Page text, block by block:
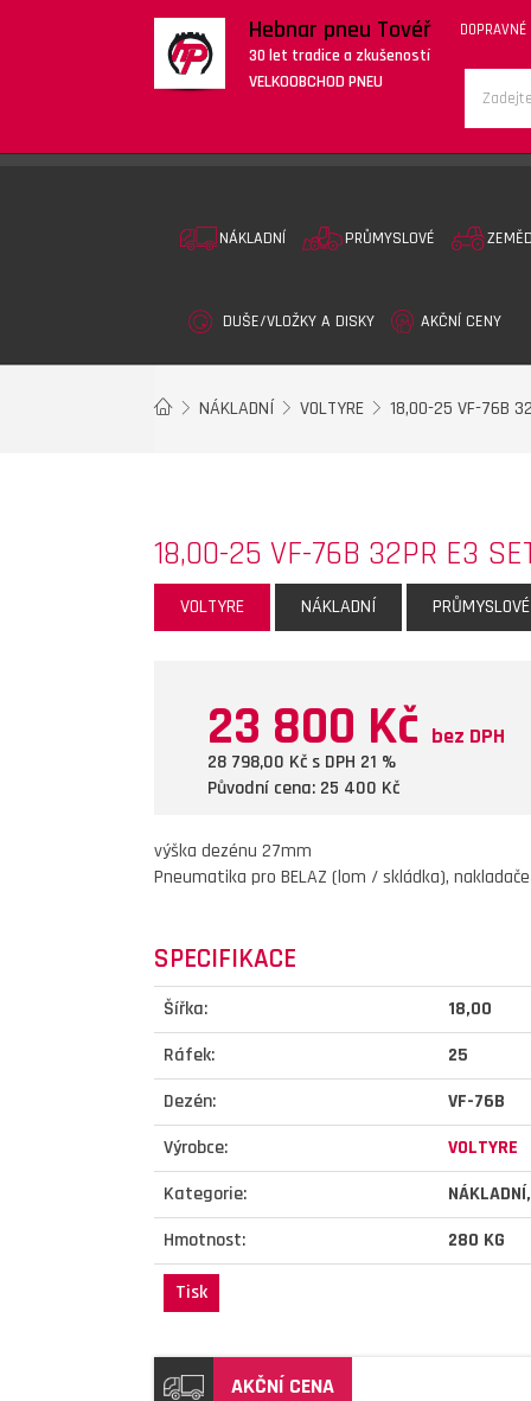
Hebnar pneu Tovéř
30 let tradice a zkušeností
VELKOOBCHOD PNEU
DOPRAVNÉ
NÁKLADNÍ PRŮMYSLOVÉ
DUŠE/VLOŽKY A DISKY AKČNÍ CENY
NÁKLADNÍ VOLTYRE 18,00-25 VF-76B
18,00-25 VF-76B 32PR E3
VOLTYRE NÁKLADNÍ PRŮMYSLOVÉ
23 800 Kč bez DPH
28 798,00 Kč s DPH 21 %
Původní cena: 25 400 Kč
výška dezénu 27mm
Pneumatika pro BELAZ (lom / skládka),
SPECIFIKACE
Šířka:
18,00
Ráfek:
25
Dezén:
VF-76B
Výrobce:
VOLTYRE
Kategorie:
Hmotnost:
280 KG
Tisk
AKČNÍ CENA